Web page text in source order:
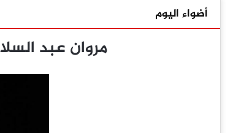
أضواء اليوم
مروان عبد